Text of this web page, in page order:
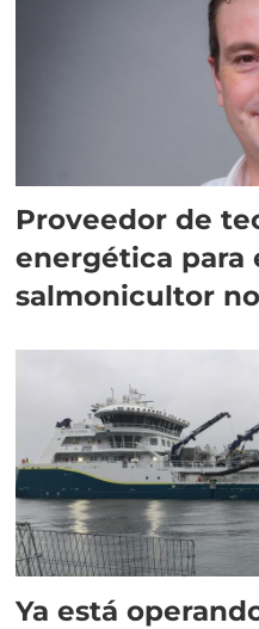
Proveedor de
energética para
salmonicultor
Ya está